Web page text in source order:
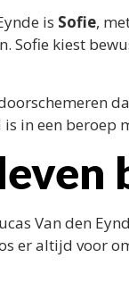
is Sofie,
Sofie kiest
in een
Van den
er altijd voor